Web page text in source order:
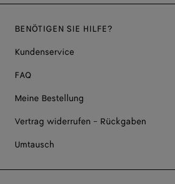
BENÖTIGEN SIE HILFE?
Kundenservice
FAQ
Meine Bestellung
Vertrag widerrufen - Rückgaben
Umtausch